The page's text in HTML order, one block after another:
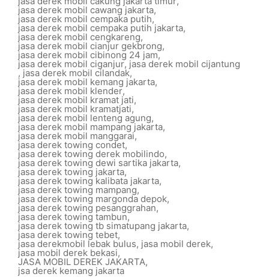
jasa derek mobil cawang jakarta,
jasa derek mobil cempaka putih,
jasa derek mobil cempaka putih jakarta,
jasa derek mobil cengkareng,
jasa derek mobil cianjur gekbrong,
jasa derek mobil cibinong 24 jam,
jasa derek mobil ciganjur, jasa derek mobil cijantung
, jasa derek mobil cilandak,
jasa derek mobil kemang jakarta,
jasa derek mobil klender,
jasa derek mobil kramat jati,
jasa derek mobil kramatjati,
jasa derek mobil lenteng agung,
jasa derek mobil mampang jakarta,
jasa derek mobil manggarai,
jasa derek towing condet,
jasa derek towing derek mobilindo,
jasa derek towing dewi sartika jakarta,
jasa derek towing jakarta,
jasa derek towing kalibata jakarta,
jasa derek towing mampang,
jasa derek towing margonda depok,
jasa derek towing pesanggrahan,
jasa derek towing tambun,
jasa derek towing tb simatupang jakarta,
jasa derek towing tebet,
jasa derekmobil lebak bulus, jasa mobil derek,
jasa mobil derek bekasi,
JASA MOBIL DEREK JAKARTA,
jsa derek kemang jakarta